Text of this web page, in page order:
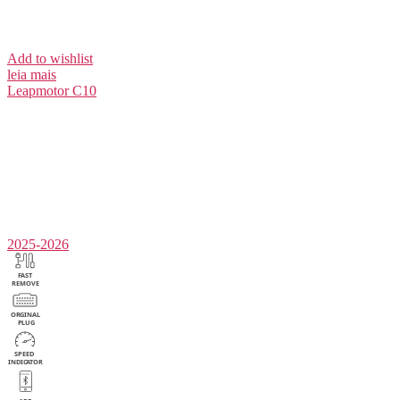
Add to wishlist
leia mais
Leapmotor C10
2025-2026